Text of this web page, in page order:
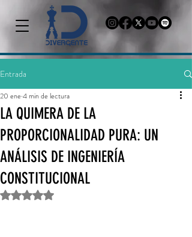
Entrada
LA QUIMERA DE LA
PROPORCIONALIDAD PURA: UN
ANÁLISIS DE INGENIERÍA
CONSTITUCIONAL
20 ene 4 min de lectura
Obtuvo NaN de 5 estrellas.